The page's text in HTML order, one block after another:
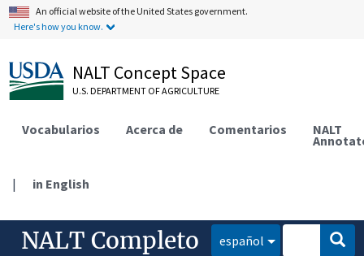
An official website of the United States government.
Here's how you know.
NALT Concept Space
U.S. DEPARTMENT OF AGRICULTURE
Vocabularios Acerca de Comentarios NALT
| in English
NALT Completo español